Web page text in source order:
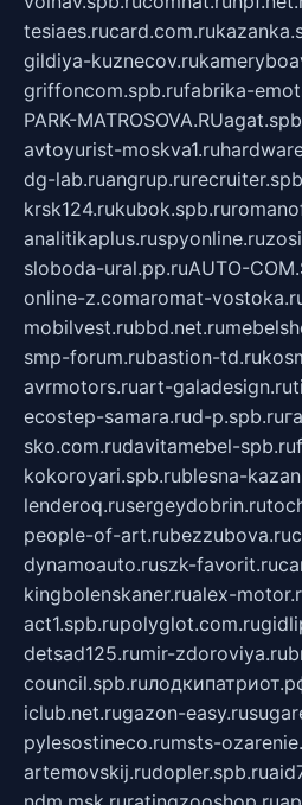
tesiaes.rucard.com.ru
gildiya-kuznecov.ru
griffoncom.spb.rufabrika-
PARK-MATROSOVA.RU
avtoyurist-moskva1.ru
dg-lab.ruangrup.ru
krsk124.rukubok.spb.ru
analitikaplus.ruspyonline.ru
sloboda-ural.pp.ruAUTO-
online-z.comaromat-
mobilvest.rubbd.net.ru
smp-forum.rubastion-td.ru
avrmotors.ruart-galadesign.ru
ecostep-samara.rud-p.spb.ru
sko.com.rudavitamebel-spb.ru
kokoroyari.spb.rublesna-
lenderoq.rusergeydobrin.ru
people-of-art.rubezzubova.ru
dynamoauto.ruszk-favorit.ru
kingbolenskaner.rualex-
act1.spb.rupolyglot.com.ru
detsad125.rumir-zdoroviya.ru
council.spb.ru
iclub.net.rugazon-easy.ru
pylesostineco.rumsts-
artemovskij.rudopler.spb.ru